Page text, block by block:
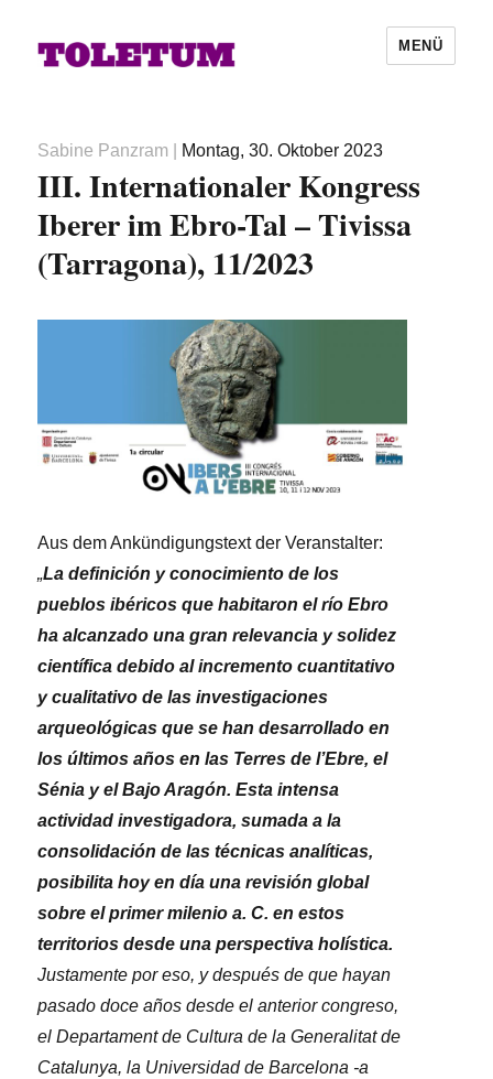
MENÜ
Autor
Sabine Panzram
Veröffentlicht
am
Montag, 30. Oktober 2023
III. Internationaler Kongress
Iberer im Ebro-Tal – Tivissa
(Tarragona), 11/2023
Aus dem Ankündigungstext der Veranstalter:
„La definición y conocimiento de los
pueblos ibéricos que habitaron el río Ebro
ha alcanzado una gran relevancia y solidez
científica debido al incremento cuantitativo
y cualitativo de las investigaciones
arqueológicas que se han desarrollado en
los últimos años en las Terres de l’Ebre, el
Sénia y el Bajo Aragón. Esta intensa
actividad investigadora, sumada a la
consolidación de las técnicas analíticas,
posibilita hoy en día una revisión global
sobre el primer milenio a. C. en estos
territorios desde una perspectiva holística.
Justamente por eso, y después de que hayan
pasado doce años desde el anterior congreso,
el Departament de Cultura de la Generalitat de
Catalunya, la Universidad de Barcelona -​​a